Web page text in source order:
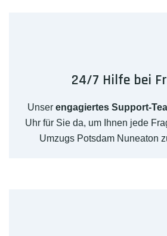
24/7 Hilfe bei
Unser engagiertes Support-
Uhr für Sie da, um Ihnen jede
Umzugs Potsdam Nuneaton